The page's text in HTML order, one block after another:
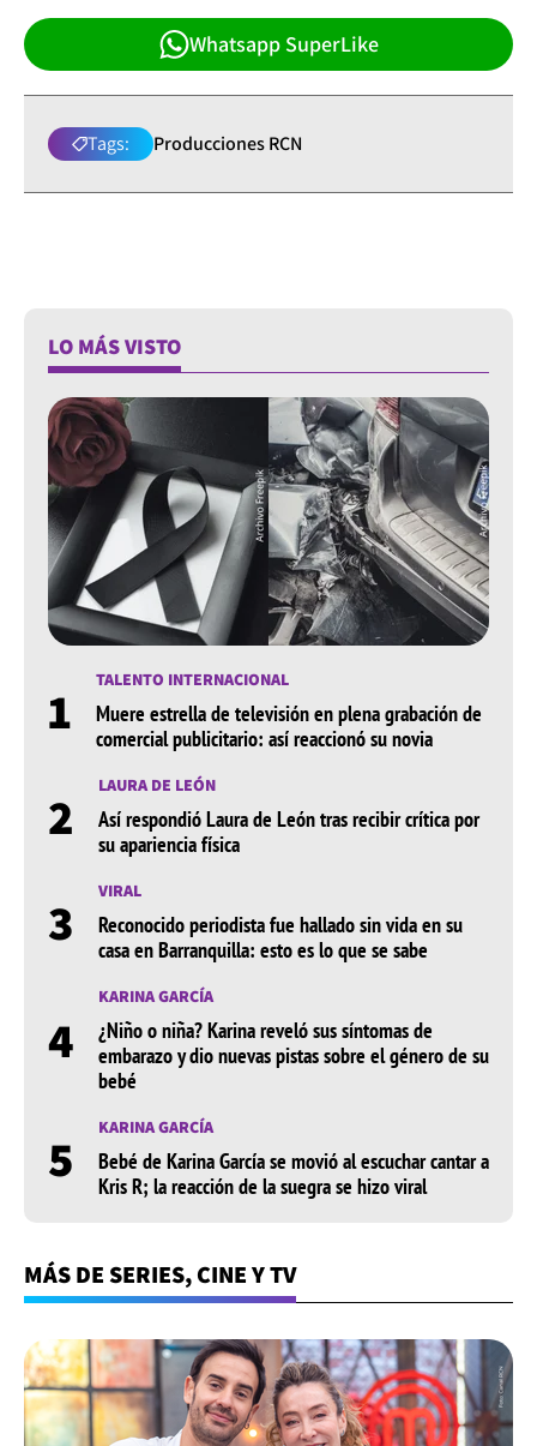
Whatsapp SuperLike
Tags: Producciones RCN
LO MÁS VISTO
1 TALENTO INTERNACIONAL
Muere estrella de televisión en plena grabación de
comercial publicitario: así reaccionó su novia
2 LAURA DE LEÓN
Así respondió Laura de León tras recibir crítica por
su apariencia física
3 VIRAL
Reconocido periodista fue hallado sin vida en su
casa en Barranquilla: esto es lo que se sabe
4
KARINA GARCÍA
¿Niño o niña? Karina reveló sus síntomas de
embarazo y dio nuevas pistas sobre el género de su
bebé
5 KARINA GARCÍA
Bebé de Karina García se movió al escuchar cantar a
Kris R; la reacción de la suegra se hizo viral
MÁS DE SERIES, CINE Y TV